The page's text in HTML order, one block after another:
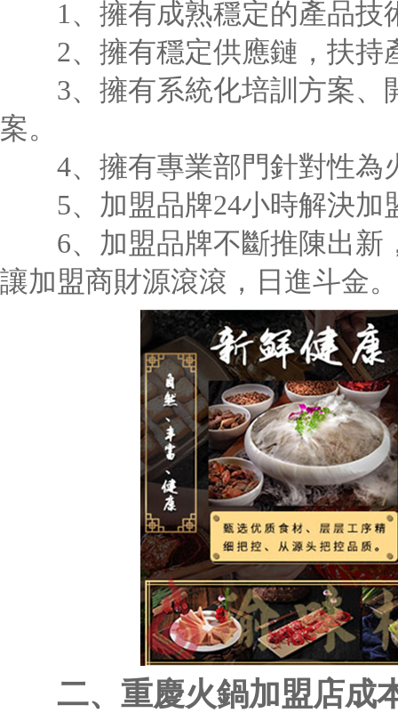
1、擁有成熟穩定的產品技
2、擁有穩定供應鏈，扶持
3、擁有系統化培訓方案、
案。
4、擁有專業部門針對性為
5、加盟品牌24小時解決加
6、加盟品牌不斷推陳出新
讓加盟商財源滾滾，日進斗金。
二、重慶火鍋加盟店成